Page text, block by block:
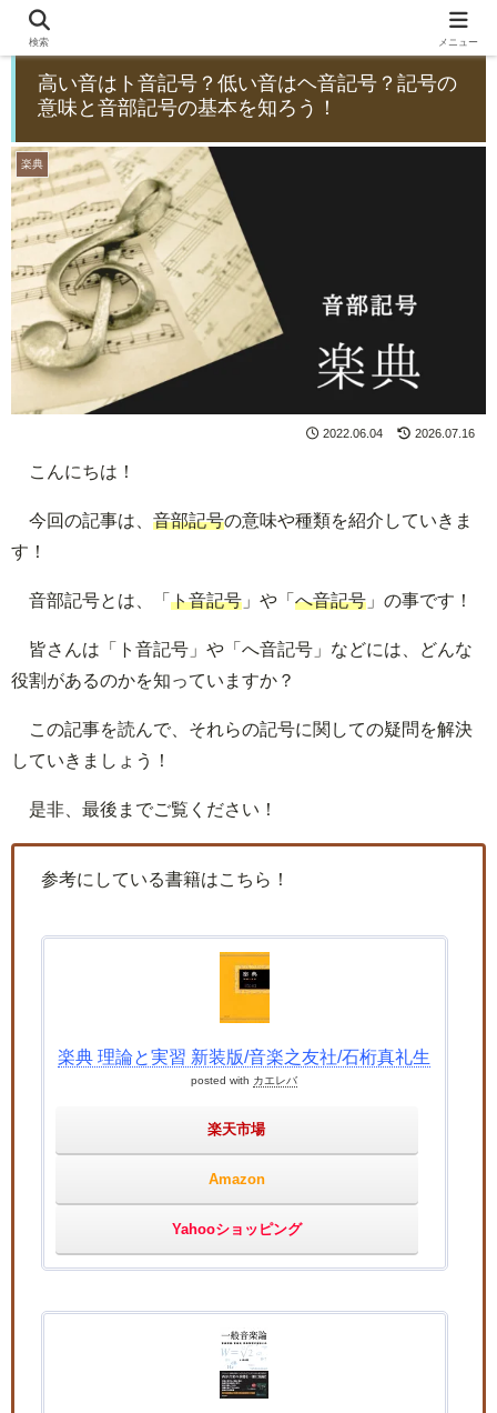
高い音はト音記号？低い音はヘ音記号？記号の
意味と音部記号の基本を知ろう！
楽典
2022.06.04 2026.07.16
こんにちは！
今回の記事は、 音部記号の意味や種類を紹介していきま
す！
音部記号とは、「 ト音記号 」や「 へ音記号 」の事です！
皆さんは「ト音記号」や「へ音記号」などには、どんな
役割があるのかを知っていますか？
この記事を読んで、それらの記号に関しての疑問を解決
していきましょう！
是非、最後までご覧ください！
参考にしている書籍はこちら！
楽典 理論と実習 新装版/音楽之友社/石桁真礼生
posted with カエレバ
楽天市場
Amazon
Yahooショッピング
検索 メニュー